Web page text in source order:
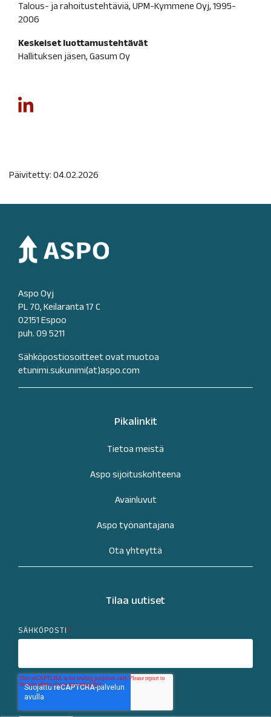
Talous- ja rahoitustehtäviä, UPM-Kymmene Oyj, 1995-
2006
Keskeiset luottamustehtävät
Hallituksen jäsen, Gasum Oy
Päivitetty: 04.02.2026
Aspo Oyj
PL 70, Keilaranta 17 C
02151 Espoo
puh. 09 5211
Sähköpostiosoitteet ovat muotoa
etunimi.sukunimi(at)aspo.com
Pikalinkit
Tietoa meistä
Aspo sijoituskohteena
Avainluvut
Aspo työnantajana
Ota yhteyttä
Tilaa uutiset
SÄHKÖPOSTI*